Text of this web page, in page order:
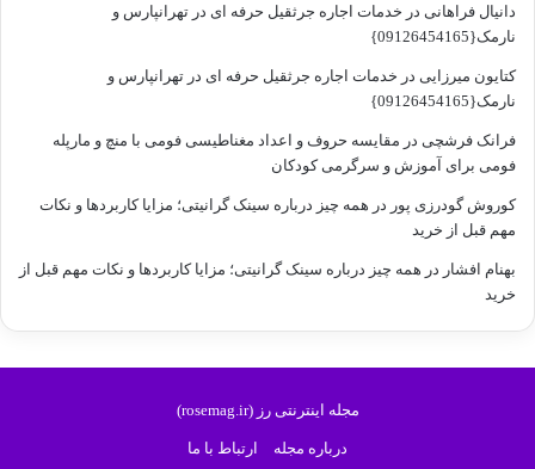
دانیال فراهانی در خدمات اجاره جرثقیل حرفه ای در تهرانپارس و
نارمک{09126454165}
کتایون میرزایی در خدمات اجاره جرثقیل حرفه ای در تهرانپارس و
نارمک{09126454165}
فرانک فرشچی در مقایسه حروف و اعداد مغناطیسی فومی با منچ و مارپله
فومی برای آموزش و سرگرمی کودکان
کوروش گودرزی پور در همه چیز درباره سینک گرانیتی؛ مزایا کاربردها و نکات
مهم قبل از خرید
بهنام افشار در همه چیز درباره سینک گرانیتی؛ مزایا کاربردها و نکات مهم قبل از
خرید
مجله اینترنتی رز (rosemag.ir)
درباره مجله ارتباط با ما